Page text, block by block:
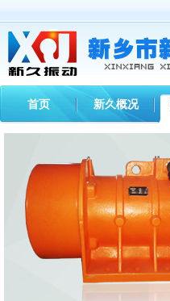
首页 新久概况